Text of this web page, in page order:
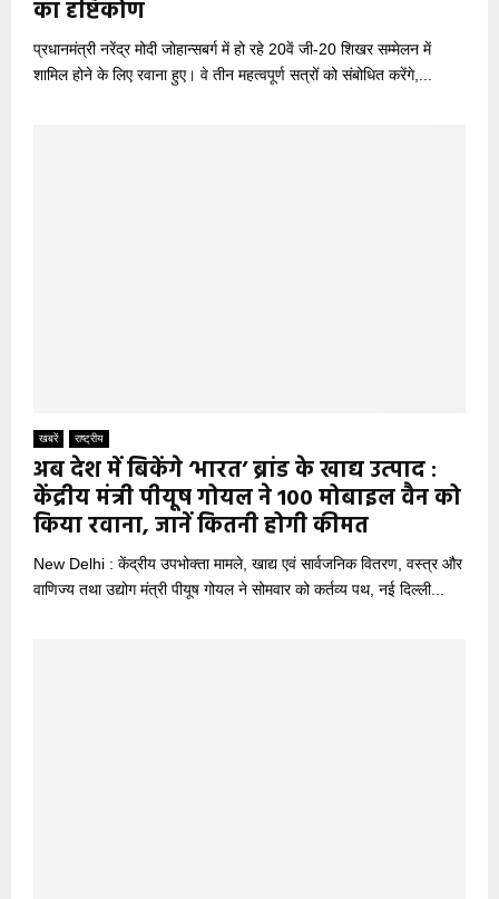
का दृष्टिकोण
प्रधानमंत्री नरेंद्र मोदी जोहान्सबर्ग में हो रहे 20वें जी-20 शिखर सम्मेलन में
शामिल होने के लिए रवाना हुए। वे तीन महत्वपूर्ण सत्रों को संबोधित करेंगे,...
खबरें राष्ट्रीय
अब देश में बिकेंगे ‘भारत’ ब्रांड के खाद्य उत्पाद :
केंद्रीय मंत्री पीयूष गोयल ने 100 मोबाइल वैन को
किया रवाना, जानें कितनी होगी कीमत
New Delhi : केंद्रीय उपभोक्ता मामले, खाद्य एवं सार्वजनिक वितरण, वस्त्र और
वाणिज्य तथा उद्योग मंत्री पीयूष गोयल ने सोमवार को कर्तव्य पथ, नई दिल्ली...